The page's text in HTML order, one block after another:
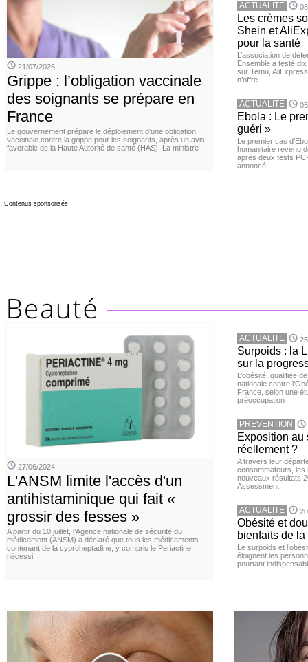
21/07/2026
Grippe : l’obligation vaccinale
des soignants se prépare en
France
Le gouvernement prépare le déploiement d’une obligation
vaccinale contre la grippe pour les soignants, après un avis
favorable de la Haute Autorité de santé (HAS). La ministre
ACTUALITE
Les crèmes
Shein et
pour la santé
L’association de
Ensemble a testé
sur Temu,
n’offre
ACTUALITE
Ebola : Le
guéri »
Le premier cas
humanitaire revenu
après deux tests
annoncé
Contenus sponsorisés
27/06/2024
L'ANSM limite l'accès d'un
antihistaminique qui fait «
grossir des fesses »
A partir du 10 juillet, l’Agence nationale de sécurité du
médicament (ANSM) a déclaré que tous les médicaments
contenant de la cyproheptadine, y compris le Periactine,
nécessi
ACTUALITE
Surpoids : la
sur la
L’obésité, qualifiée
nationale contre
France, selon une
préoccupation
PREVENTION
Exposition au
réellement ?
A travers leur
consommateurs, les
nouveaux résultats
Assessment
ACTUALITE
Obésité et
bienfaits de
Le surpoids et
éloignent les
pourtant